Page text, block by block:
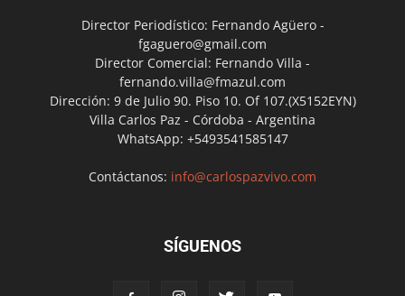
Director Periodístico: Fernando Agüero -
fgaguero@gmail.com
Director Comercial: Fernando Villa -
fernando.villa@fmazul.com
Dirección: 9 de Julio 90. Piso 10. Of 107.(X5152EYN)
Villa Carlos Paz - Córdoba - Argentina
WhatsApp: +5493541585147
Contáctanos: info@carlospazvivo.com
SÍGUENOS